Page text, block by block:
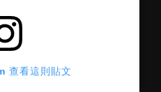
查看這則貼文